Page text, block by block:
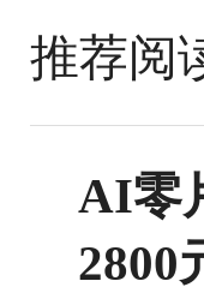
推荐阅
AI零
2800